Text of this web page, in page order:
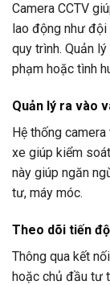
Camera CCTV
lao động như
quy trình. Quản
phạm hoặc tình
Quản lý ra vào
Hệ thống
xe giúp kiểm
này giúp ngăn
tư, máy móc.
Theo dõi tiến
Thông qua kết
hoặc chủ đầu tư